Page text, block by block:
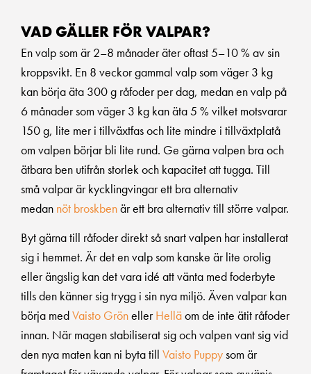
VAD GÄLLER FÖR VALPAR?
En valp som är 2–8 månader äter oftast 5–10 % av sin
kroppsvikt. En 8 veckor gammal valp som väger 3 kg
kan börja äta 300 g råfoder per dag, medan en valp på
6 månader som väger 3 kg kan äta 5 % vilket motsvarar
150 g, lite mer i tillväxtfas och lite mindre i tillväxtplatå
om valpen börjar bli lite rund. Ge gärna valpen bra och
ätbara ben utifrån storlek och kapacitet att tugga. Till
små valpar är kycklingvingar ett bra alternativ
medan nöt broskbenär ett bra alternativ till större valpar.
Byt gärna till råfoder direkt så snart valpen har installerat
sig i hemmet. Är det en valp som kanske är lite orolig
eller ängslig kan det vara idé att vänta med foderbyte
tills den känner sig trygg i sin nya miljö. Även valpar kan
börja medVaisto GrönellerHelläom de inte ätit råfoder
innan. När magen stabiliserat sig och valpen vant sig vid
den nya maten kan ni byta till Vaisto Puppysom är